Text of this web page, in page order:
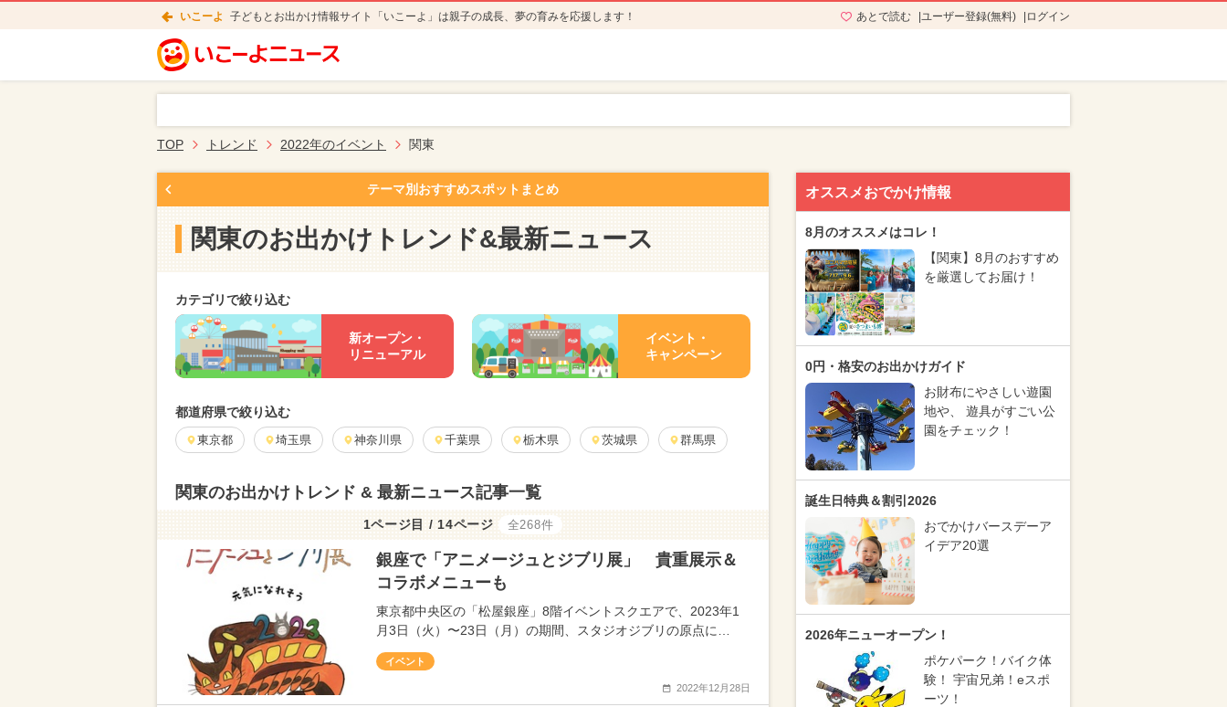
いこーよ 子どもとお出かけ情報サイト「いこーよ」は親子の成長、夢の育みを応援します！ あとで読む ユーザー登録(無料) ログイン
TOP トレンド 2022年のイベント 関東
テーマ別おすすめスポットまとめ
関東のお出かけトレンド&最新ニュース
カテゴリで絞り込む
新オープン・
リニューアル
イベント・
キャンペーン
都道府県で絞り込む
東京都 埼玉県 神奈川県 千葉県 栃木県 茨城県 群馬県
関東のお出かけトレンド & 最新ニュース記事一覧
1ページ目 / 14ページ 全268件
銀座で「アニメージュとジブリ展」 貴重展示＆
コラボメニューも
東京都中央区の「松屋銀座」8階イベントスクエアで、2023年1
月3日（火）〜23日（月）の期間、スタジオジブリの原点に…
イベント
2022年12月28日
オススメおでかけ情報
8月のオススメはコレ！
【関東】8月のおすすめ
を厳選してお届け！
0円・格安のお出かけガイド
お財布にやさしい遊園
地や、 遊具がすごい公
園をチェック！
誕生日特典＆割引2026
おでかけバースデーア
イデア20選
2026年ニューオープン！
ポケパーク！バイク体
験！ 宇宙兄弟！eスポ
ーツ！